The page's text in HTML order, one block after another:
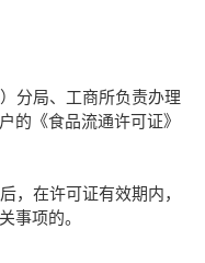
分局、工商所负责办理
的《食品流通许可证》
，在许可证有效期内，
事项的。